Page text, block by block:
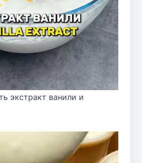
экстракт ванили и